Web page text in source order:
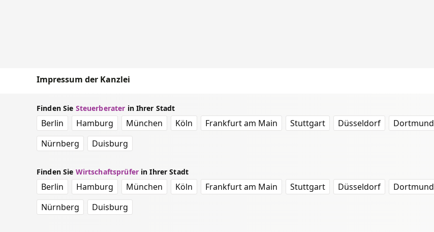
Impressum der Kanzlei
Finden Sie Steuerberater in Ihrer Stadt
Berlin Hamburg München Köln Frankfurt am Main Stuttgart Düsseldorf Dortmund
Nürnberg
Duisburg
Finden Sie Wirtschaftsprüferin Ihrer Stadt
Berlin Hamburg München Köln Frankfurt am Main Stuttgart Düsseldorf Dortmund
Nürnberg
Duisburg